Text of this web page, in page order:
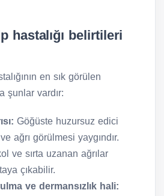
hastalığı belirtileri
en sık görülen
şunlar vardır:
Göğüste huzursuz edici
ağrı görülmesi yaygındır.
ve sırta uzanan ağrılar
çıkabilir.
ve dermansızlık hali: